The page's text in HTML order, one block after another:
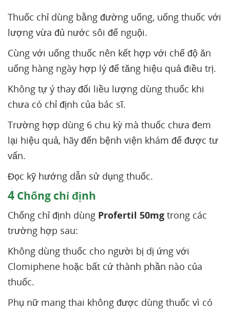
Thuốc chỉ dùng bằng đường uống, uống thuốc với
lượng vừa đủ nước sôi để nguội.
Cùng với uống thuốc nên kết hợp với chế độ ăn
uống hàng ngày hợp lý để tăng hiệu quả điều trị.
Không tự ý thay đổi liều lượng dùng thuốc khi
chưa có chỉ định của bác sĩ.
Trường hợp dùng 6 chu kỳ mà thuốc chưa đem
lại hiệu quả, hãy đến bệnh viện khám để được tư
vấn.
Đọc kỹ hướng dẫn sử dụng thuốc.
4 Chống chỉ định
Chống chỉ định dùng Profertil 50mg trong các
trường hợp sau:
Không dùng thuốc cho người bị dị ứng với
Clomiphene hoặc bất cứ thành phần nào của
thuốc.
Phụ nữ mang thai không được dùng thuốc vì có